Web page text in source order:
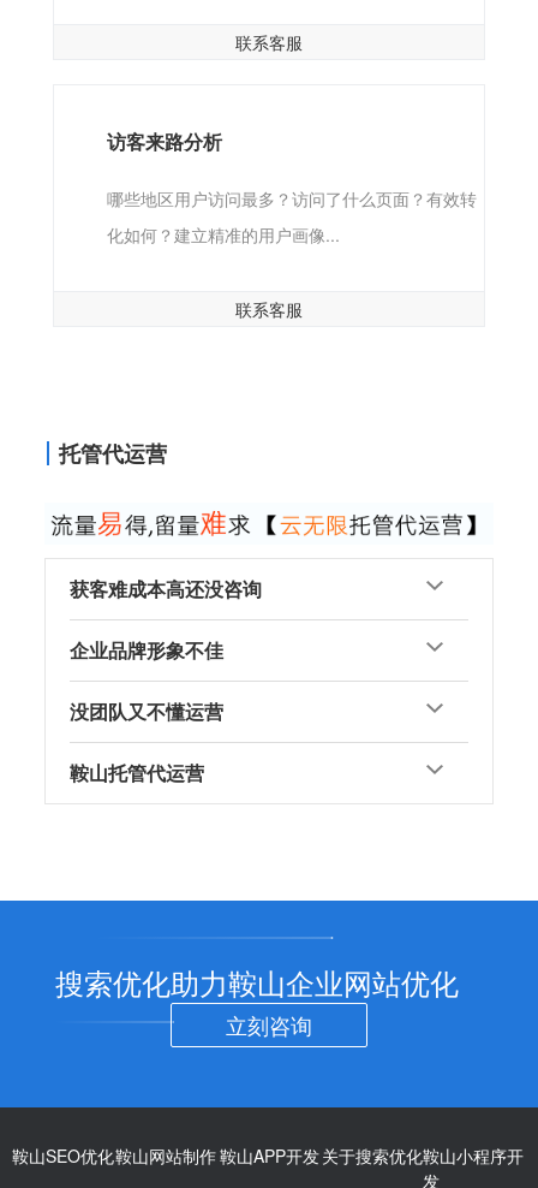
联系客服
访客来路分析
哪些地区用户访问最多？访问了什么页面？有效转
化如何？建立精准的用户画像...
联系客服
托管代运营
获客难成本高还没咨询
企业品牌形象不佳
没团队又不懂运营
鞍山托管代运营
搜索优化助力鞍山企业网站优化
立刻咨询
鞍山SEO优化鞍山网站制作鞍山APP开发关于搜索优化鞍山小程序开
发